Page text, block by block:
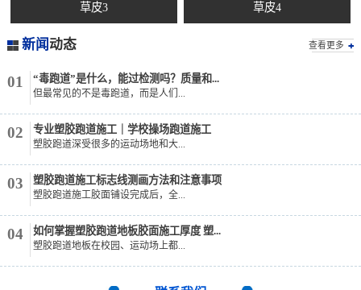
草皮3 草皮4
新闻 动态 查看更多
01 “毒跑道”是什么，能过检测吗？质量和...
但最常见的不是毒跑道，而是人们...
02 专业塑胶跑道施工｜学校操场跑道施工
塑胶跑道深受很多的运动场地和大...
03 塑胶跑道施工标志线测画方法和注意事项
塑胶跑道施工胶面铺设完成后，全...
04 如何掌握塑胶跑道地板胶面施工厚度 塑...
塑胶跑道地板在校园、运动场上都...